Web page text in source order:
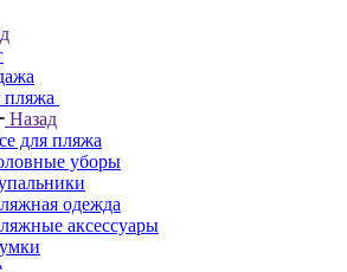
пляжа
Назад
для пляжа
уборы
одежда
аксессуары